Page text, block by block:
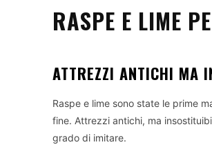
RASPE E LIME
ATTREZZI ANTICHI MA
Raspe e lime sono state le prime
fine. Attrezzi antichi, ma
grado di imitare.